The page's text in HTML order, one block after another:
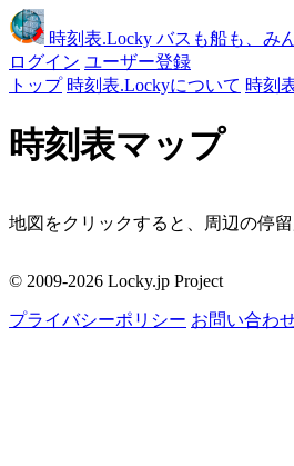
時刻表.Locky バスも船も、み
ログイン ユーザー登録
トップ 時刻表.Lockyについて 時刻
時刻表マップ
地図をクリックすると、周辺の停
周辺の停留所
© 2009-2026 Locky.jp Project
プライバシーポリシー お問い合わ